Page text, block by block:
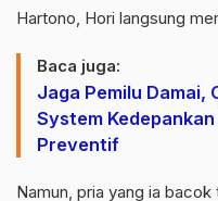
Hartono, Hori langsung
Baca juga:
Jaga Pemilu Damai,
System
Preventif
Namun, pria yang ia